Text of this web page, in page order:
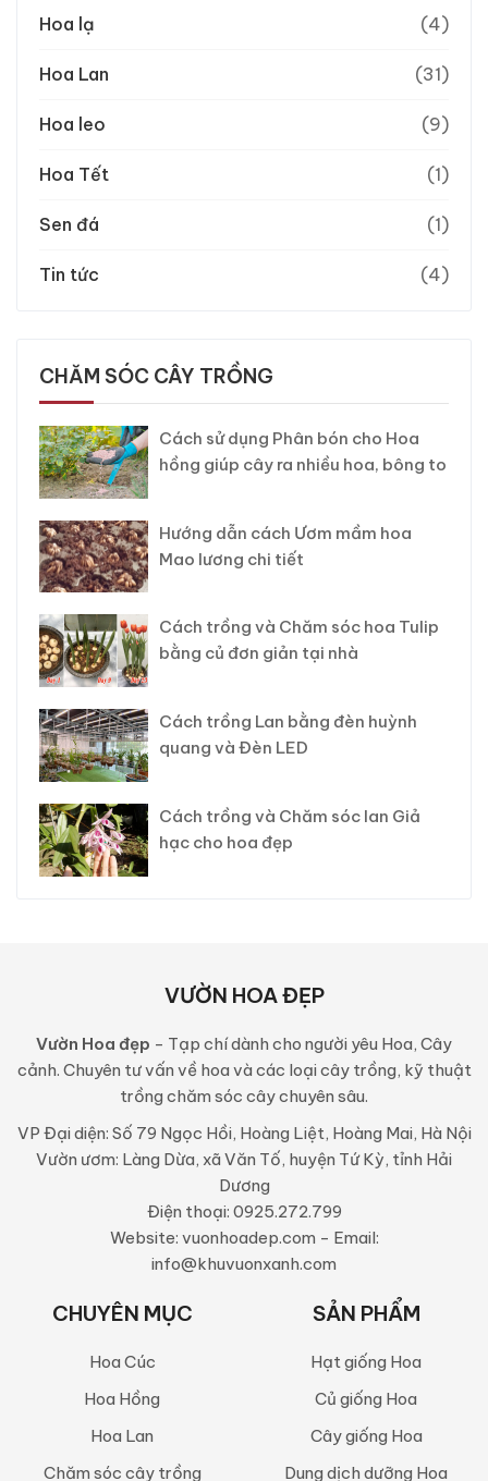
Hoa lạ (4)
Hoa Lan (31)
Hoa leo (9)
Hoa Tết (1)
Sen đá (1)
Tin tức (4)
CHĂM SÓC CÂY TRỒNG
Cách sử dụng Phân bón cho Hoa
hồng giúp cây ra nhiều hoa, bông to
Hướng dẫn cách Ươm mầm hoa
Mao lương chi tiết
Cách trồng và Chăm sóc hoa Tulip
bằng củ đơn giản tại nhà
Cách trồng Lan bằng đèn huỳnh
quang và Đèn LED
Cách trồng và Chăm sóc lan Giả
hạc cho hoa đẹp
VƯỜN HOA ĐẸP
Vườn Hoa đẹp - Tạp chí dành cho người yêu Hoa, Cây
cảnh. Chuyên tư vấn về hoa và các loại cây trồng, kỹ thuật
trồng chăm sóc cây chuyên sâu.
VP Đại diện: Số 79 Ngọc Hồi, Hoàng Liệt, Hoàng Mai, Hà Nội
Vườn ươm: Làng Dừa, xã Văn Tố, huyện Tứ Kỳ, tỉnh Hải
Dương
Điện thoại: 0925.272.799
Website: vuonhoadep.com - Email:
info@khuvuonxanh.com
CHUYÊN MỤC
Hoa Cúc
Hoa Hồng
Hoa Lan
Chăm sóc cây trồng
SẢN PHẨM
Hạt giống Hoa
Củ giống Hoa
Cây giống Hoa
Dung dịch dưỡng Hoa